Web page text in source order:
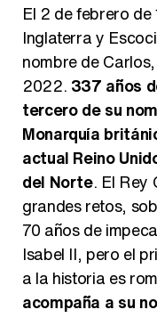
El 2 de febrero
Inglaterra y
nombre de
2022. 337 años
tercero de su
Monarquía
actual Reino
del Norte. El Rey
grandes retos,
70 años de
Isabel II, pero el
a la historia es
acompaña a su